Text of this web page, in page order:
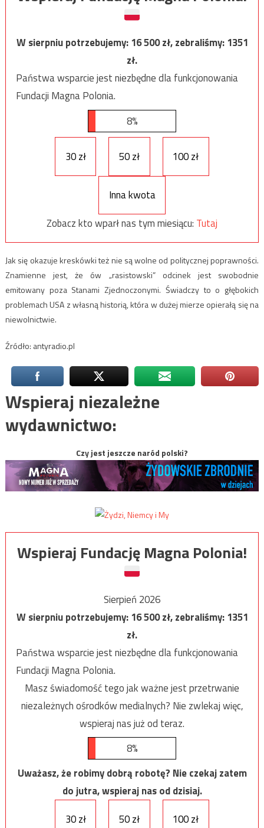
W sierpniu potrzebujemy:16 500zł, zebraliśmy:1351
zł.
Państwa wsparcie jest niezbędne dla funkcjonowania
Fundacji Magna Polonia.
8%
30 zł 50 zł 100 zł
Inna kwota
Zobacz kto wparł nas tym miesiącu: Tutaj
Jak się okazuje kreskówki też nie są wolne od politycznej poprawności.
Znamienne jest, że ów „rasistowski” odcinek jest swobodnie
emitowany poza Stanami Zjednoczonymi. Świadczy to o głębokich
problemach USA z własną historią, która w dużej mierze opierałą się na
niewolnictwie.
Źródło: antyradio.pl
Wspieraj niezależne
wydawnictwo:
Czy jest jeszcze naród polski?
Wspieraj Fundację Magna Polonia!
Sierpień 2026
W sierpniu potrzebujemy:16 500zł, zebraliśmy:1351
zł.
Państwa wsparcie jest niezbędne dla funkcjonowania
Fundacji Magna Polonia.
Masz świadomość tego jak ważne jest przetrwanie
niezależnych ośrodków medialnych? Nie zwlekaj więc,
wspieraj nas już od teraz.
8%
Uważasz, że robimy dobrą robotę? Nie czekaj zatem
do jutra, wspieraj nas od dzisiaj.
30 zł
50 zł 100 zł